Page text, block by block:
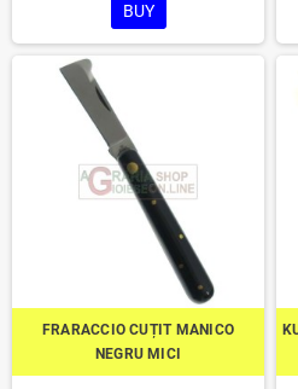
BUY
FRARACCIO CUȚIT MANICO
NEGRU MICI